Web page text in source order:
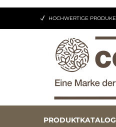
HOCHWERTIGE PRODUKE
PRODUKTKATALOG